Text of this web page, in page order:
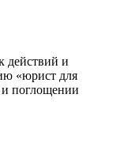
действий и
«юрист для
и поглощении